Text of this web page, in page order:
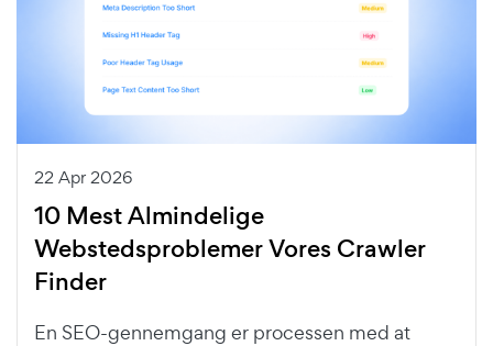
22 Apr 2026
10 Mest Almindelige
Webstedsproblemer Vores Crawler
Finder
En SEO-gennemgang er processen med at